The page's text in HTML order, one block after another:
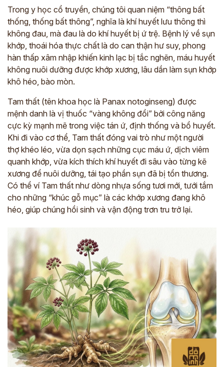
Trong y học cổ truyền, chúng tôi quan niệm “thông bất
thống, thống bất thông”, nghĩa là khí huyết lưu thông thì
không đau, mà đau là do khí huyết bị ứ trệ. Bệnh lý về sụn
khớp, thoái hóa thực chất là do can thận hư suy, phong
hàn thấp xâm nhập khiến kinh lạc bị tắc nghẽn, máu huyết
không nuôi dưỡng được khớp xương, lâu dần làm sụn khớp
khô héo, bào mòn.
Tam thất (tên khoa học là Panax notoginseng) được
mệnh danh là vị thuốc “vàng không đổi” bởi công năng
cực kỳ mạnh mẽ trong việc tán ứ, định thống và bổ huyết.
Khi đi vào cơ thể, Tam thất đóng vai trò như một người
thợ khéo léo, vừa dọn sạch những cục máu ứ, dịch viêm
quanh khớp, vừa kích thích khí huyết đi sâu vào từng kẽ
xương để nuôi dưỡng, tái tạo phần sụn đã bị tổn thương.
Có thể ví Tam thất như dòng nhựa sống tươi mới, tưới tắm
cho những “khúc gỗ mục” là các khớp xương đang khô
héo, giúp chúng hồi sinh và vận động trơn tru trở lại.